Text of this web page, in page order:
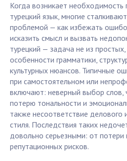
Когда возникает необходимость
турецкий язык, многие
проблемой — как избежать
исказить смысл и вызвать
турецкий — задача не из
особенности грамматики,
культурных нюансов. Типичные
при самостоятельном или
включают: неверный выбор слов,
потерю тональности и
также несоответствие делового
стиля. Последствия таких
довольно серьезными: от потери
репутационных рисков.